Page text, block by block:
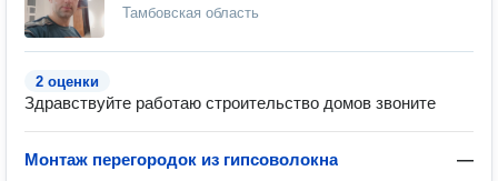
Тамбовская область
2 оценки
Здравствуйте работаю строительство домов звоните
Монтаж перегородок из гипсоволокна —